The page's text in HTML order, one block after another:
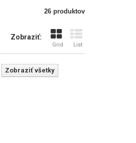
26 produktov
Zobraziť:
Grid List
Zobraziť všetky